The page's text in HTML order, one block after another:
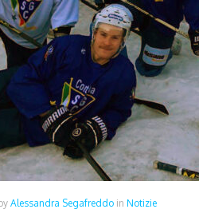
by Alessandra Segafreddo in Notizie